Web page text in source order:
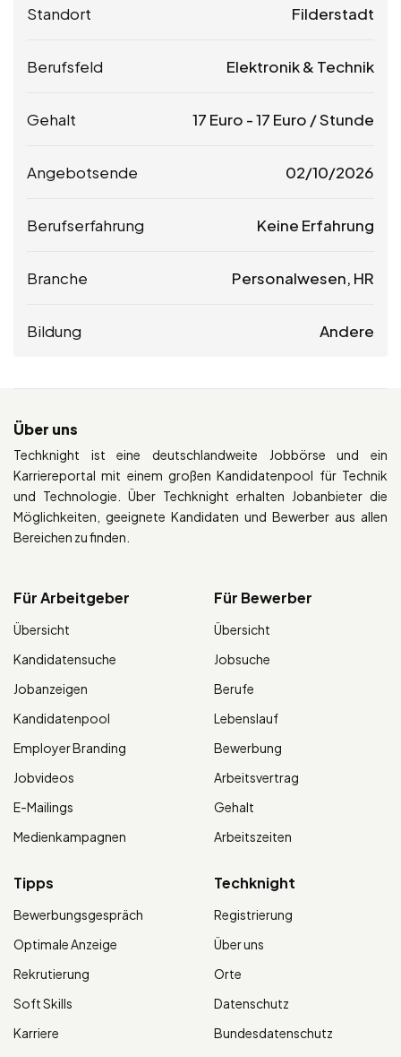
Standort Filderstadt
Berufsfeld Elektronik & Technik
Gehalt 17 Euro -17 Euro / Stunde
Angebotsende 02/10/2026
Berufserfahrung Keine Erfahrung
Branche Personalwesen, HR
Bildung Andere
Über uns
Techknight ist eine deutschlandweite Jobbörse und ein
Karriereportal mit einem großen Kandidatenpool für Technik
und Technologie. Über Techknight erhalten Jobanbieter die
Möglichkeiten, geeignete Kandidaten und Bewerber aus allen
Bereichen zu finden.
Für Arbeitgeber
Übersicht
Kandidatensuche
Jobanzeigen
Kandidatenpool
Employer Branding
Jobvideos
E-Mailings
Medienkampagnen
Für Bewerber
Übersicht
Jobsuche
Berufe
Lebenslauf
Bewerbung
Arbeitsvertrag
Gehalt
Arbeitszeiten
Tipps
Bewerbungsgespräch
Optimale Anzeige
Rekrutierung
Soft Skills
Karriere
Techknight
Registrierung
Über uns
Orte
Datenschutz
Bundesdatenschutz